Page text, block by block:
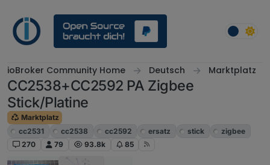
ioBroker Community Home Deutsch Marktplatz
CC2538+CC2592 PA Zigbee
Stick/Platine
Marktplatz
cc2531
cc2538 cc2592 ersatz stick
zigbee
270
79 93.8k 85